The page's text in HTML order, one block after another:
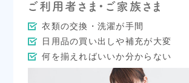
ご利用者さま・ご家族さま
衣類の交換・洗濯が手間
日用品の買い出しや補充が大変
何を揃えればいいか分からない